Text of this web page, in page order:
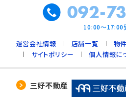
092-
10:00～17:00
運営会社情報 店舗一覧
物
サイトポリシー
個人情報に
三好不動産